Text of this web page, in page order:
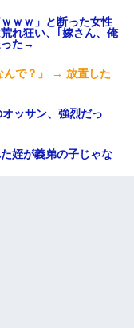
ｗｗ」と断った女性
れ狂い、｢嫁さん、俺
った→
んで？」 → 放置した
ッサン、強烈だっ
姪が義弟の子じゃな